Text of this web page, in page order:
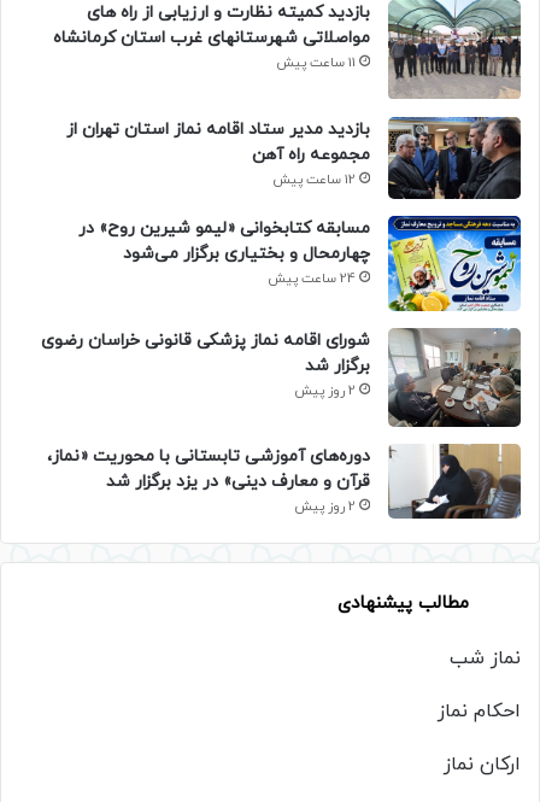
بازدید کمیته نظارت و ارزیابی از راه های
مواصلاتی شهرستانهای غرب استان کرمانشاه
11 ساعت پیش
بازدید مدیر ستاد اقامه نماز استان تهران از
مجموعه راه آهن
12 ساعت پیش
مسابقه کتابخوانی «لیمو شیرین روح» در
چهارمحال و بختیاری برگزار می‌شود
24 ساعت پیش
شورای اقامه نماز پزشکی قانونی خراسان رضوی
برگزار شد
2 روز پیش
دوره‌های آموزشی تابستانی با محوریت «نماز،
قرآن و معارف دینی» در یزد برگزار شد
2 روز پیش
مطالب پیشنهادی
نماز شب
احکام نماز
ارکان نماز